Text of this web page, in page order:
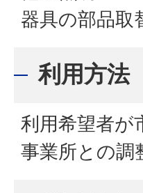
器具の部品取
利用方法
利用希望者が
事業所との調